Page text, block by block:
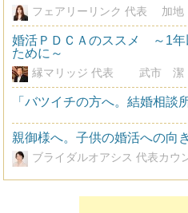
フェアリーリンク 代表 加
婚活ＰＤＣＡのススメ ～1年
ために～
縁マリッジ 代表 武市 潔
「バツイチの方へ。結婚相談
親御様へ。子供の婚活への向
ブライダルオアシス 代表カ